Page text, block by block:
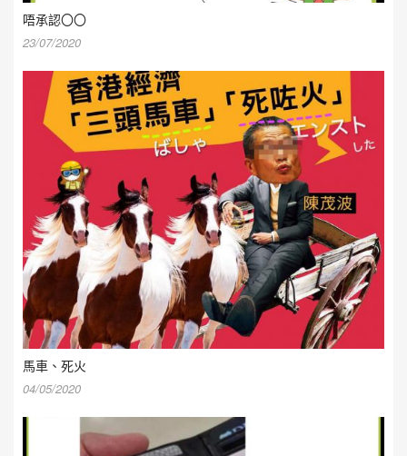
唔承認〇〇
23/07/2020
馬車、死火
04/05/2020